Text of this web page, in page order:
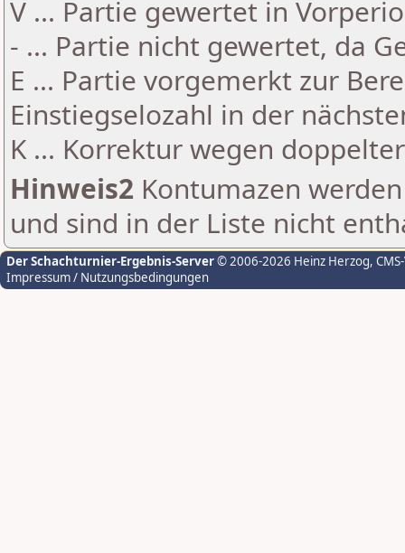
V ... Partie gewertet in
- ... Partie nicht gewertet, da
E ... Partie vorgemerkt zur
Einstiegselozahl in der
K ... Korrektur wegen
Hinweis2 Kontumazen
und sind in der Liste nicht
Der Schachturnier-Ergebnis-Server© 2006-2026 Heinz Herzog,
Impressum / Nutzungsbedingungen